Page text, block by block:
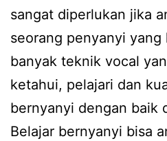
sangat diperlukan jika
seorang penyanyi yang
banyak teknik vocal
ketahui, pelajari dan
bernyanyi dengan baik
Belajar bernyanyi bisa